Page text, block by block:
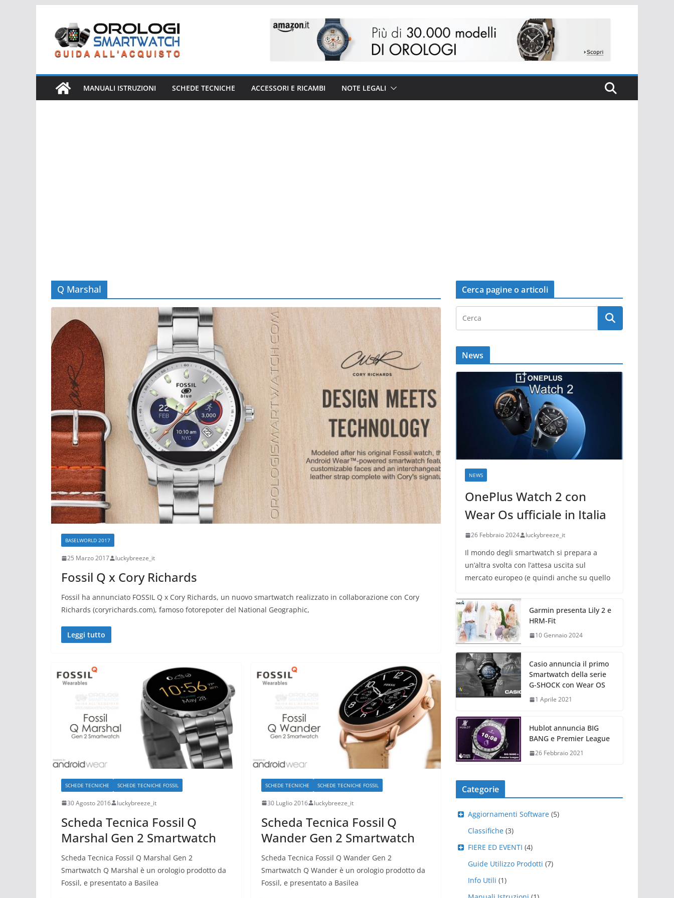
contenuto
MANUALI ISTRUZIONI SCHEDE TECNICHE ACCESSORI E RICAMBI NOTE LEGALI
Q Marshal
BASELWORLD 2017
25 Marzo 2017 luckybreeze_it
Fossil Q x Cory Richards
Fossil ha annunciato FOSSIL Q x Cory Richards, un nuovo smartwatch realizzato in collaborazione con Cory
Richards (coryrichards.com), famoso fotorepoter del National Geographic,
Leggi tutto
SCHEDE TECNICHE SCHEDE TECNICHE FOSSIL
30 Agosto 2016 luckybreeze_it
Scheda Tecnica Fossil Q
Marshal Gen 2 Smartwatch
Scheda Tecnica Fossil Q Marshal Gen 2
Smartwatch Q Marshal è un orologio prodotto da
Fossil, e presentato a Basilea
SCHEDE TECNICHE SCHEDE TECNICHE FOSSIL
30 Luglio 2016 luckybreeze_it
Scheda Tecnica Fossil Q
Wander Gen 2 Smartwatch
Scheda Tecnica Fossil Q Wander Gen 2
Smartwatch Q Wander è un orologio prodotto da
Fossil, e presentato a Basilea
Cerca pagine o articoli
News
NEWS
OnePlus Watch 2 con
Wear Os ufficiale in Italia
26 Febbraio 2024 luckybreeze_it
Il mondo degli smartwatch si prepara a
un’altra svolta con l’attesa uscita sul
mercato europeo (e quindi anche su quello
Garmin presenta Lily 2 e
HRM-Fit
10 Gennaio 2024
Casio annuncia il primo
Smartwatch della serie
G-SHOCK con Wear OS
1 Aprile 2021
Hublot annuncia BIG
BANG e Premier League
26 Febbraio 2021
Categorie
Aggiornamenti Software(5)
Classifiche(3)
FIERE ED EVENTI (4)
Guide Utilizzo Prodotti (7)
Info Utili (1)